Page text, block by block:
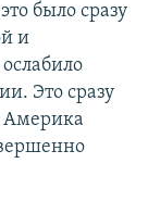
было сразу
и
Это сразу
Америка